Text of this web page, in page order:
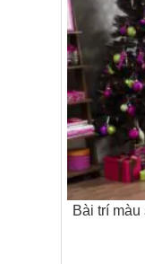
Bài trí